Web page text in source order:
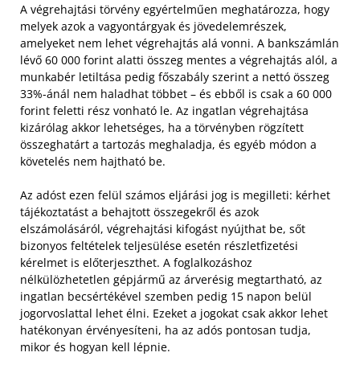
A végrehajtási törvény egyértelműen meghatározza, hogy
melyek azok a vagyontárgyak és jövedelemrészek,
amelyeket nem lehet végrehajtás alá vonni. A bankszámlán
lévő 60 000 forint alatti összeg mentes a végrehajtás alól, a
munkabér letiltása pedig főszabály szerint a nettó összeg
33%-ánál nem haladhat többet – és ebből is csak a 60 000
forint feletti rész vonható le. Az ingatlan végrehajtása
kizárólag akkor lehetséges, ha a törvényben rögzített
összeghatárt a tartozás meghaladja, és egyéb módon a
követelés nem hajtható be.
Az adóst ezen felül számos eljárási jog is megilleti: kérhet
tájékoztatást a behajtott összegekről és azok
elszámolásáról, végrehajtási kifogást nyújthat be, sőt
bizonyos feltételek teljesülése esetén részletfizetési
kérelmet is előterjeszthet. A foglalkozáshoz
nélkülözhetetlen gépjármű az árverésig megtartható, az
ingatlan becsértékével szemben pedig 15 napon belül
jogorvoslattal lehet élni. Ezeket a jogokat csak akkor lehet
hatékonyan érvényesíteni, ha az adós pontosan tudja,
mikor és hogyan kell lépnie.